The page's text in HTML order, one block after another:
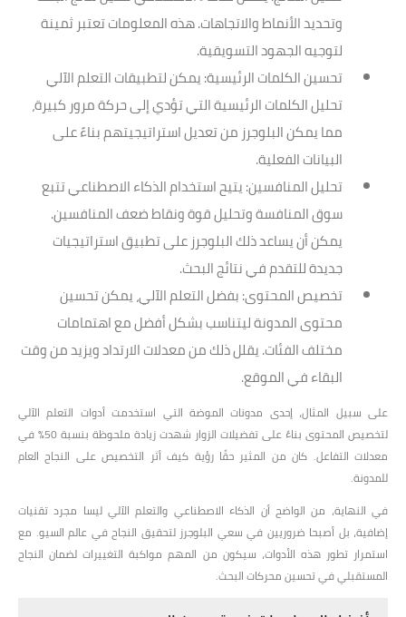
وتحديد الأنماط والاتجاهات. هذه المعلومات تعتبر ثمينة
لتوجيه الجهود التسويقية.
تحسين الكلمات الرئيسية: يمكن لتطبيقات التعلم الآلي
تحليل الكلمات الرئيسية التي تؤدي إلى حركة مرور كبيرة،
مما يمكن البلوجرز من تعديل استراتيجيتهم بناءً على
البيانات الفعلية.
تحليل المنافسين: يتيح استخدام الذكاء الاصطناعي تتبع
سوق المنافسة وتحليل قوة ونقاط ضعف المنافسين.
يمكن أن يساعد ذلك البلوجرز على تطبيق استراتيجيات
جديدة للتقدم في نتائج البحث.
تخصيص المحتوى: بفضل التعلم الآلي، يمكن تحسين
محتوى المدونة ليتناسب بشكل أفضل مع اهتمامات
مختلف الفئات. يقلل ذلك من معدلات الارتداد ويزيد من وقت
البقاء في الموقع.
على سبيل المثال، إحدى مدونات الموضة التي استخدمت أدوات التعلم الآلي
لتخصيص المحتوى بناءً على تفضيلات الزوار شهدت زيادة ملحوظة بنسبة 50% في
معدلات التفاعل. كان من المثير حقًا رؤية كيف أثر التخصيص على النجاح العام
للمدونة.
في النهاية، من الواضح أن الذكاء الاصطناعي والتعلم الآلي ليسا مجرد تقنيات
إضافية، بل أصبحا ضروريين في سعي البلوجرز لتحقيق النجاح في عالم السيو. مع
استمرار تطور هذه الأدوات، سيكون من المهم مواكبة التغييرات لضمان النجاح
المستقبلي في تحسين محركات البحث.